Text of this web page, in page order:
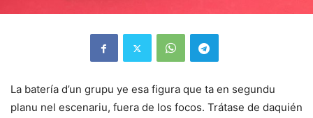
La batería d’un grupu ye esa figura que ta en segundu
planu nel escenariu, fuera de los focos. Trátase de daquién